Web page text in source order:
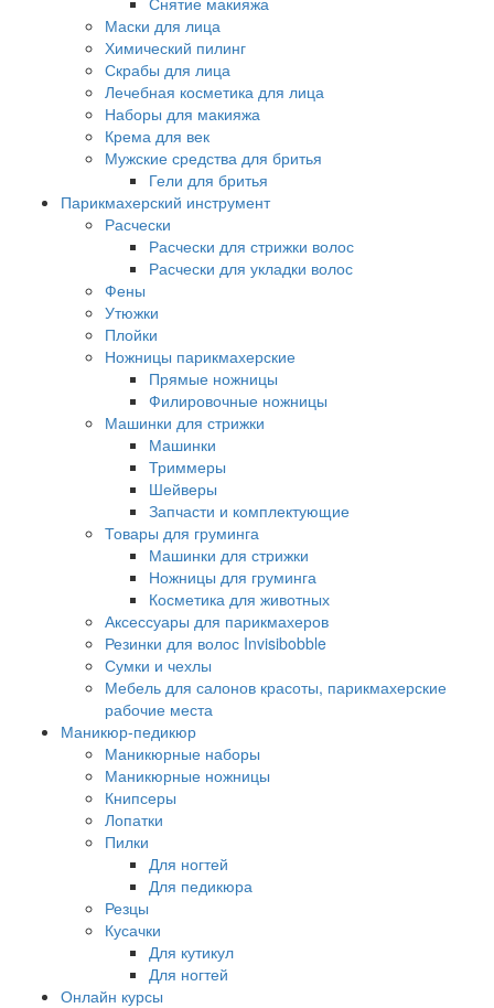
Маски для лица
Химический пилинг
Скрабы для лица
Лечебная косметика для лица
Наборы для макияжа
Крема для век
Мужские средства для бритья
Гели для бритья
Парикмахерский инструмент
Расчески
Расчески для стрижки волос
Расчески для укладки волос
Фены
Утюжки
Плойки
Ножницы парикмахерские
Прямые ножницы
Филировочные ножницы
Машинки для стрижки
Машинки
Триммеры
Шейверы
Запчасти и комплектующие
Товары для груминга
Машинки для стрижки
Ножницы для груминга
Косметика для животных
Аксессуары для парикмахеров
Резинки для волос Invisibobble
Сумки и чехлы
Мебель для салонов красоты, парикмахерские
рабочие места
Маникюр-педикюр
Маникюрные наборы
Маникюрные ножницы
Книпсеры
Лопатки
Пилки
Для ногтей
Для педикюра
Резцы
Кусачки
Для кутикул
Для ногтей
Онлайн курсы